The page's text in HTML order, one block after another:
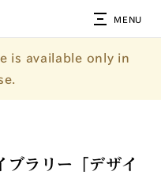
MENU
is available only in
ブラリー「デザイ